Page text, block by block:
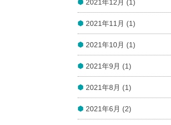
2021年12月 (1)
2021年11月 (1)
2021年10月 (1)
2021年9月 (1)
2021年8月 (1)
2021年6月 (2)